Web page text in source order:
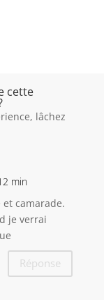
cette
lâchez
min
et camarade.
je verrai
Réponse